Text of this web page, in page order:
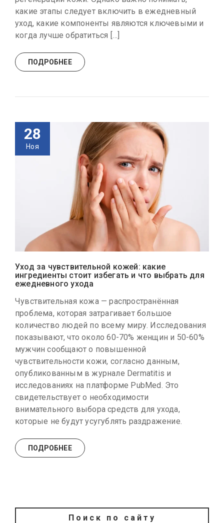
какие этапы следует включить в ежедневный
уход, какие компоненты являются ключевыми и
когда лучше обратиться […]
ПОДРОБНЕЕ
28
Ноя
Уход за чувствительной кожей: какие
ингредиенты стоит избегать и что выбрать для
ежедневного ухода
Чувствительная кожа — распространённая
проблема, которая затрагивает большое
количество людей по всему миру. Исследования
показывают, что около 60-70% женщин и 50-60%
мужчин сообщают о повышенной
чувствительности кожи, согласно данным,
опубликованным в журнале Dermatitis и
исследованиях на платформе PubMed. Это
свидетельствует о необходимости
внимательного выбора средств для ухода,
которые не будут усугублять раздражение.
ПОДРОБНЕЕ
Поиск по сайту